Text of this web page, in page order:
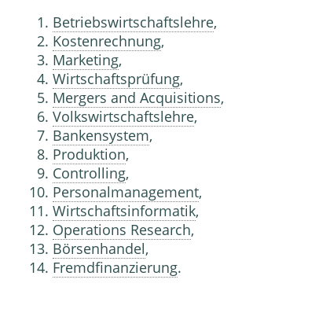
Betriebswirtschaftslehre,
Kostenrechnung,
Marketing,
Wirtschaftsprüfung,
Mergers and Acquisitions,
Volkswirtschaftslehre,
Bankensystem,
Produktion,
Controlling,
Personalmanagement,
Wirtschaftsinformatik,
Operations Research,
Börsenhandel,
Fremdfinanzierung.